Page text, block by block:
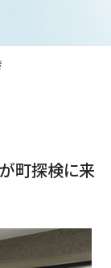
町探検に来